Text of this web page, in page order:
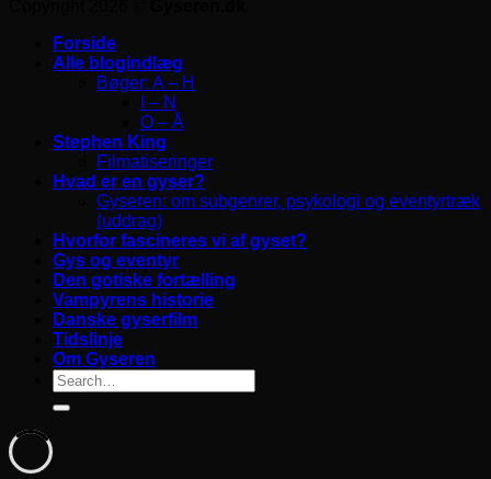
Forside
Alle blogindlæg
Bøger: A – H
I – N
O – Å
Stephen King
Filmatiseringer
Hvad er en gyser?
Gyseren: om subgenrer, psykologi og eventyrtræk
(uddrag)
Hvorfor fascineres vi af gyset?
Gys og eventyr
Den gotiske fortælling
Vampyrens historie
Danske gyserfilm
Tidslinje
Om Gyseren